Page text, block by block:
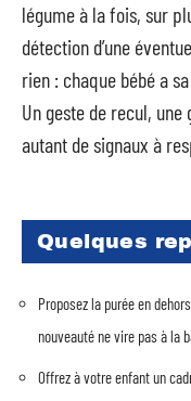
légume à la fois, sur
détection d’une
rien : chaque bébé a
Un geste de recul,
autant de signaux à
Quelques
Proposez la purée en
nouveauté ne vire pas à la
Offrez à votre enfant un